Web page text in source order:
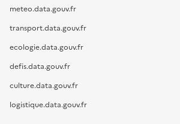
meteo.data.gouv.fr
transport.data.gouv.fr
ecologie.data.gouv.fr
defis.data.gouv.fr
culture.data.gouv.fr
logistique.data.gouv.fr